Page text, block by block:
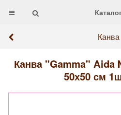
Канва
Канва "Gamma" Aida
50х50 см